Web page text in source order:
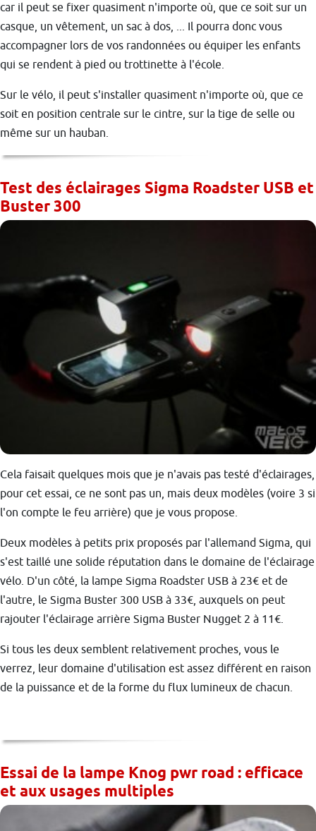
car il peut se fixer quasiment n'importe où, que ce soit sur un
casque, un vêtement, un sac à dos, ... Il pourra donc vous
accompagner lors de vos randonnées ou équiper les enfants
qui se rendent à pied ou trottinette à l'école.
Sur le vélo, il peut s'installer quasiment n'importe où, que ce
soit en position centrale sur le cintre, sur la tige de selle ou
même sur un hauban.
Test des éclairages Sigma Roadster USB et
Buster 300
Cela faisait quelques mois que je n'avais pas testé d'éclairages,
pour cet essai, ce ne sont pas un, mais deux modèles (voire 3 si
l'on compte le feu arrière) que je vous propose.
Deux modèles à petits prix proposés par l'allemand Sigma, qui
s'est taillé une solide réputation dans le domaine de l'éclairage
vélo. D'un côté, la lampe Sigma Roadster USB à 23€ et de
l'autre, le Sigma Buster 300 USB à 33€, auxquels on peut
rajouter l'éclairage arrière Sigma Buster Nugget 2 à 11€.
Si tous les deux semblent relativement proches, vous le
verrez, leur domaine d'utilisation est assez différent en raison
de la puissance et de la forme du flux lumineux de chacun.
Essai de la lampe Knog pwr road : efficace
et aux usages multiples